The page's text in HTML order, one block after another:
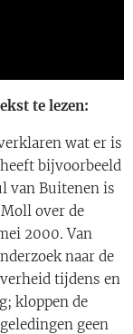
te lezen:
wat er is
bijvoorbeeld
van Buitenen is
over de
2000. Van
naar de
tijdens en
kloppen de
geen